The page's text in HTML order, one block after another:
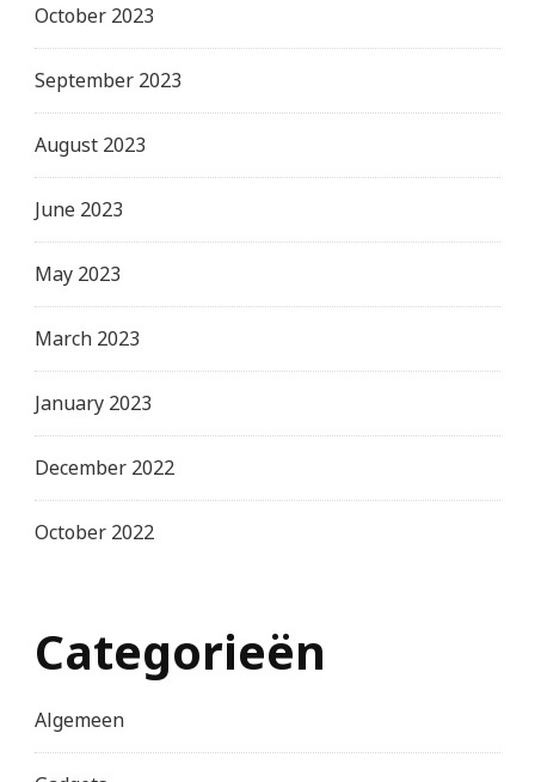
October 2023
September 2023
August 2023
June 2023
May 2023
March 2023
January 2023
December 2022
October 2022
Categorieën
Algemeen